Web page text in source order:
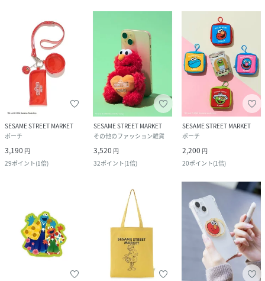
SESAME STREET MARKET
ポーチ
3,190 円
29ポイント(1倍)
SESAME STREET MARKET
その他のファッション雑貨
3,520 円
32ポイント(1倍)
SESAME STREET MARKET
ポーチ
2,200 円
20ポイント(1倍)